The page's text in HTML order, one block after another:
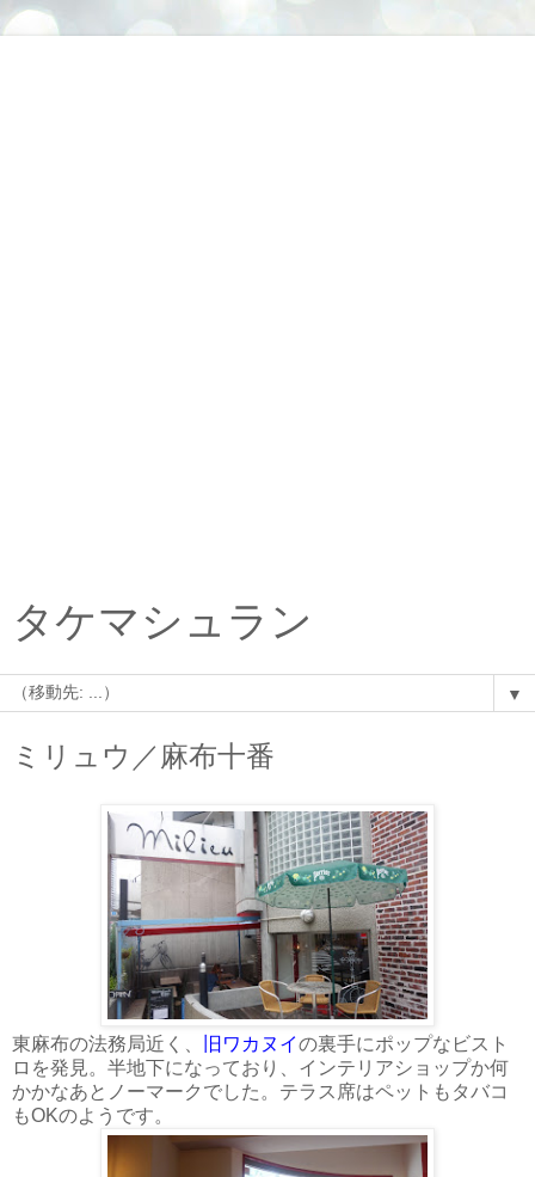
タケマシュラン
▼
ミリュウ／麻布十番
東麻布の法務局近く、 旧ワカヌイの裏手にポップなビスト
ロを発見。半地下になっており、インテリアショップか何
かかなあとノーマークでした。テラス席はペットもタバコ
もOKのようです。